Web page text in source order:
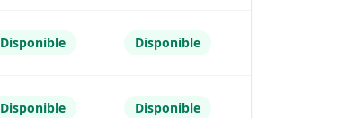
Disponible Disponible
Disponible Disponible